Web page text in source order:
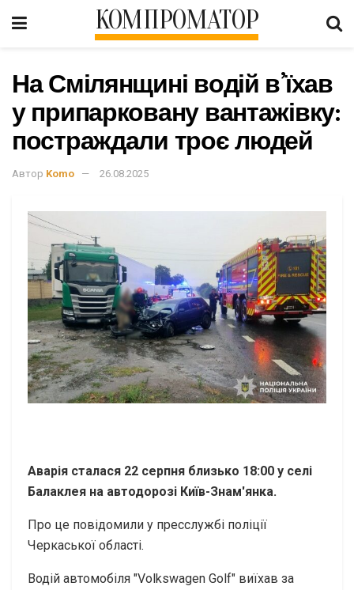
КОМПРОМАТОР
На Смілянщині водій в’їхав
у припарковану вантажівку:
постраждали троє людей
Автор Komo 26.08.2025
Аварія сталася 22 серпня близько 18:00 у селі
Балаклея на автодорозі Київ-Знам'янка.
Про це повідомили у пресслужбі поліції
Черкаської області.
Водій автомобіля "Volkswagen Golf" виїхав за